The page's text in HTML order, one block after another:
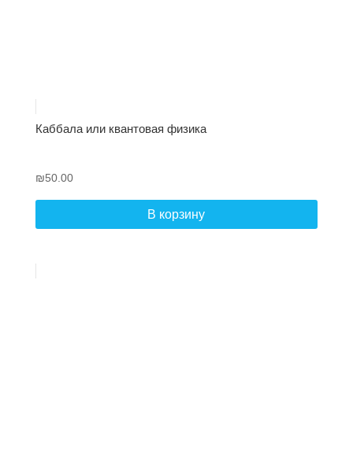
Каббала или квантовая физика
₪50.00
В корзину